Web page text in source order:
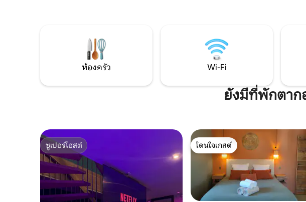
ห้องครัว Wi-Fi
ยังมีที่พักตาก
ซูเปอร์โฮสต์
ซูเปอร์โฮสต์
โดนใจเกสต์
โดนใจเกสต์